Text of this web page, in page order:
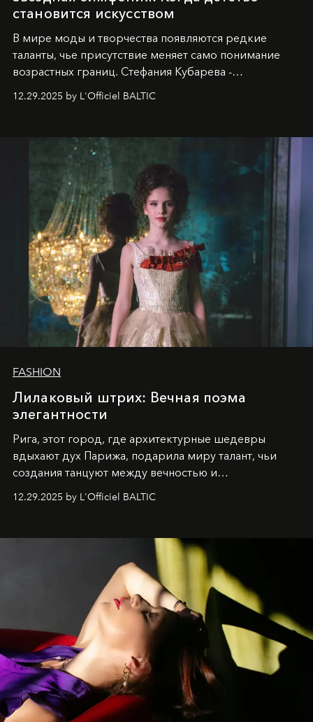
становится искусством
В мире моды и творчества появляются редкие
таланты, чье присутствие меняет само понимание
возрастных границ. Стефания Кубарева -
десятилетняя обладательница невероятной
харизмы, чье имя уже украшает обложки
2025
и LUXIA June 2025, представляет собой
уникальное явление современной культуры.
12.29.2025 by L'Officiel BALTIC
FASHION
Лилаковый штрих: Вечная поэма
элегантности
Рига, этот город, где архитектурные шедевры
вдыхают дух Парижа, подарила миру талант, чьи
создания танцуют между вечностью и
современностью.
12.29.2025 by L'Officiel BALTIC